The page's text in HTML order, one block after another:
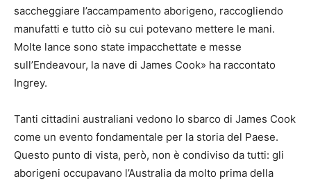
saccheggiare l’accampamento aborigeno, raccogliendo
manufatti e tutto ciò su cui potevano mettere le mani.
Molte lance sono state impacchettate e messe
sull’Endeavour, la nave di James Cook» ha raccontato
Ingrey.
Tanti cittadini australiani vedono lo sbarco di James Cook
come un evento fondamentale per la storia del Paese.
Questo punto di vista, però, non è condiviso da tutti: gli
aborigeni occupavano l’Australia da molto prima della